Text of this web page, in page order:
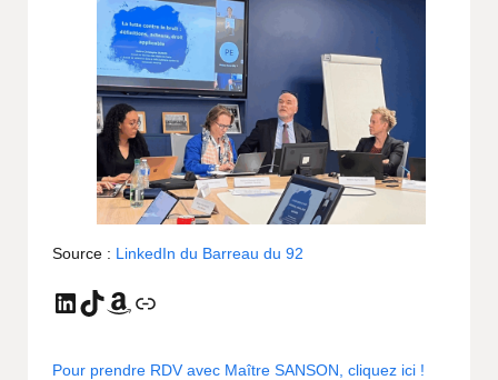
Source : LinkedIn du Barreau du 92
Pour prendre RDV avec Maître SANSON, cliquez ici !